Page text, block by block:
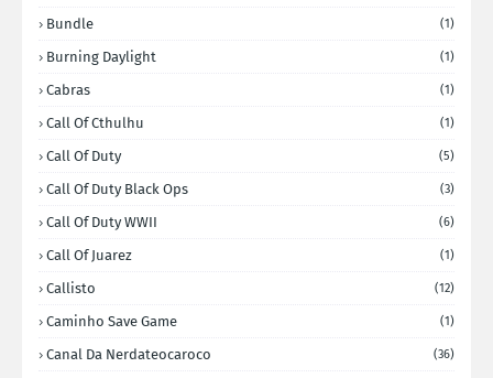
Bundle (1)
Burning Daylight (1)
Cabras (1)
Call Of Cthulhu (1)
Call Of Duty (5)
Call Of Duty Black Ops (3)
Call Of Duty WWII (6)
Call Of Juarez (1)
Callisto (12)
Caminho Save Game (1)
Canal Da Nerdateocaroco (36)